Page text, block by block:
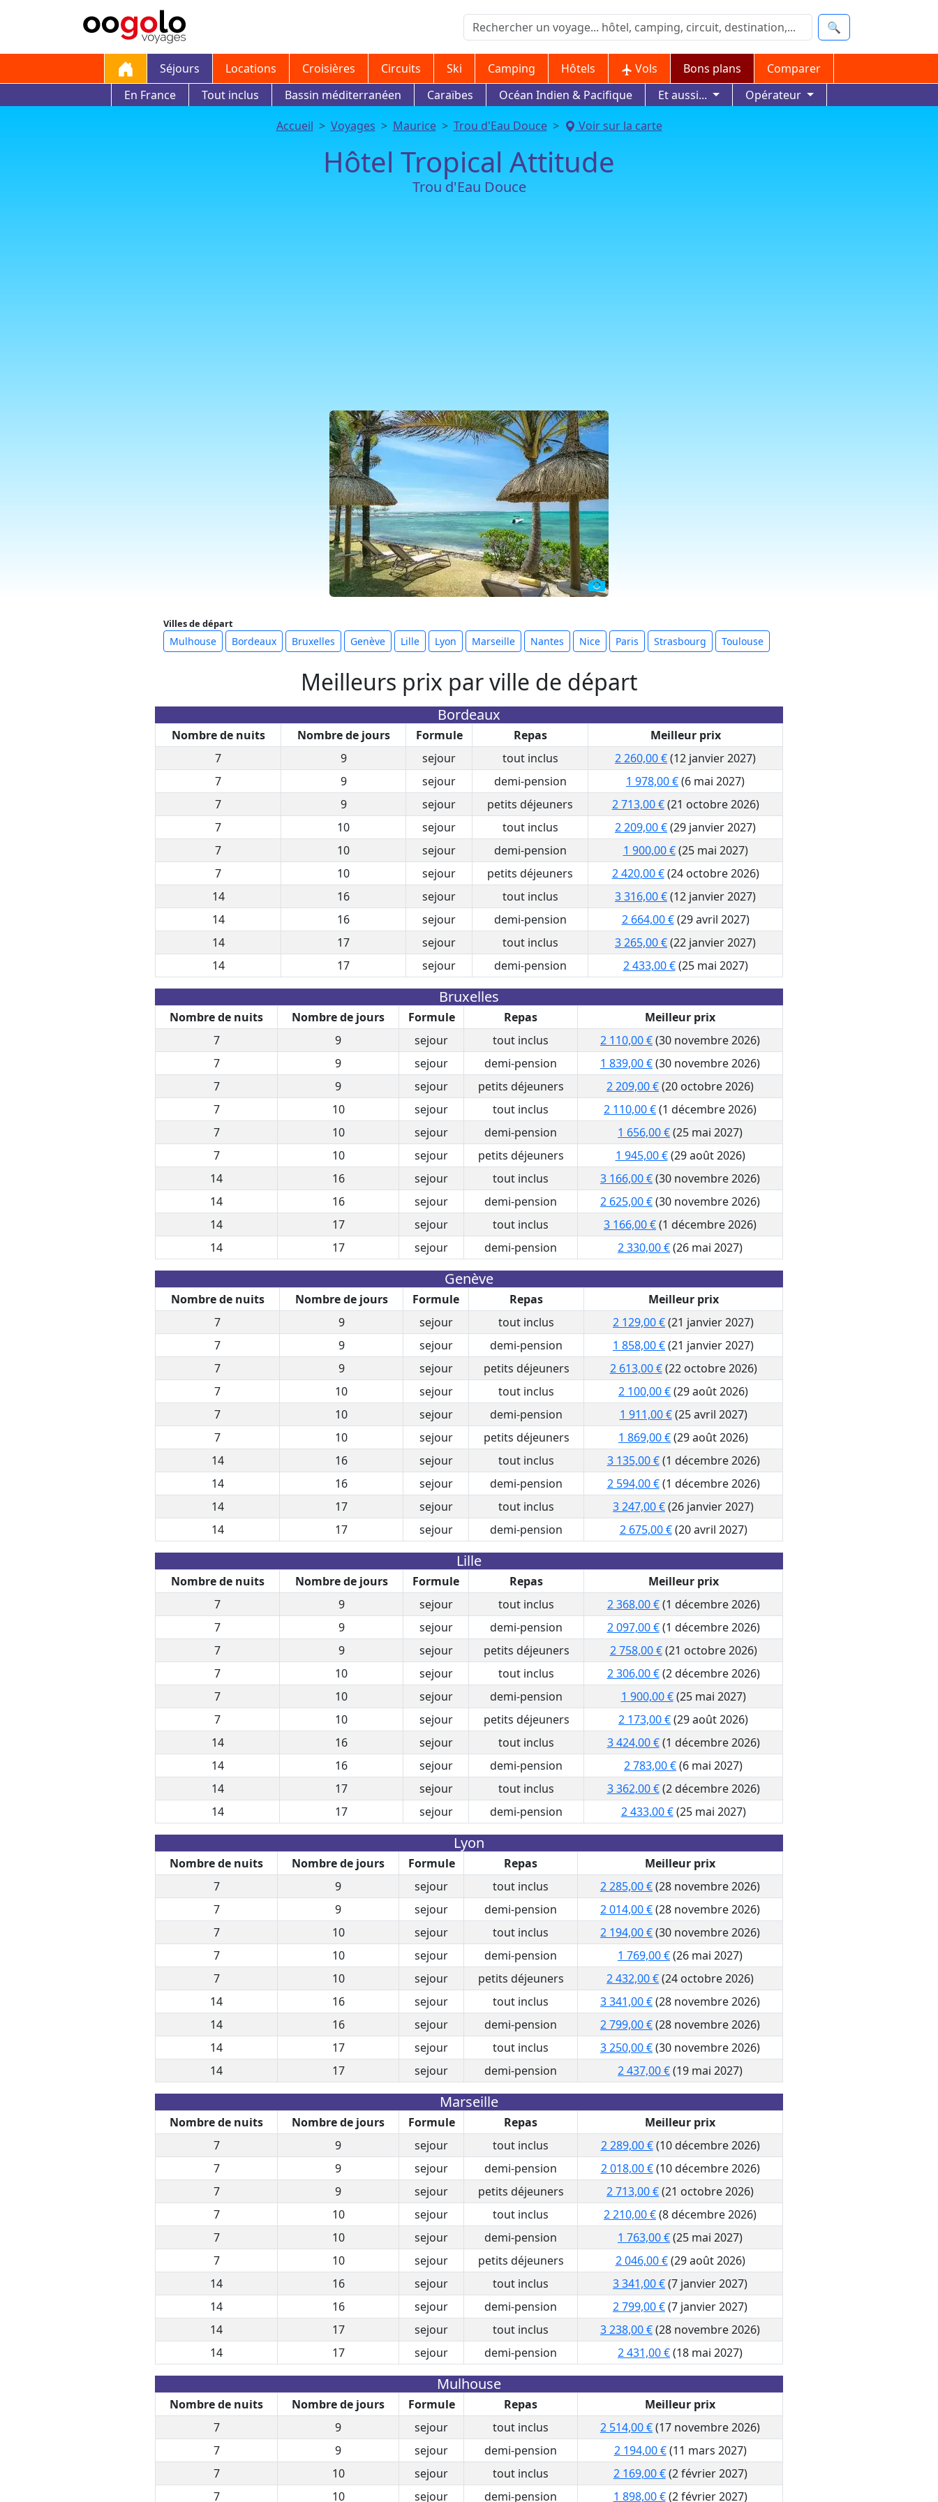
🔍
Séjours Locations Croisières Circuits Ski Camping Hôtels Vols Bons plans
Comparer
En France
Tout inclus Bassin méditerranéen Caraïbes Océan Indien & Pacifique Et aussi...
Opérateur
Accueil
Voyages Maurice Trou d'Eau Douce Voir sur la carte
Hôtel Tropical Attitude
Trou d'Eau Douce
Villes de départ
Mulhouse Bordeaux Bruxelles Genève Lille Lyon Marseille Nantes Nice Paris Strasbourg Toulouse
Meilleurs prix par ville de départ
Bordeaux
Nombre de nuits Nombre de jours Formule Repas
Meilleur prix
7
9 sejour tout inclus 2 260,00 €(12 janvier 2027)
7
9 sejour demi-pension 1 978,00 €(6 mai 2027)
7
9 sejour petits déjeuners 2 713,00 €(21 octobre 2026)
7
10 sejour tout inclus 2 209,00 €(29 janvier 2027)
7
10 sejour demi-pension 1 900,00 €(25 mai 2027)
7
10 sejour petits déjeuners 2 420,00 €(24 octobre 2026)
14
16 sejour tout inclus 3 316,00 €(12 janvier 2027)
14
16 sejour demi-pension 2 664,00 €(29 avril 2027)
14
17 sejour tout inclus 3 265,00 €(22 janvier 2027)
14
17 sejour demi-pension 2 433,00 €(25 mai 2027)
Bruxelles
Nombre de nuits Nombre de jours Formule Repas
Meilleur prix
7
9 sejour tout inclus 2 110,00 €(30 novembre 2026)
7
9 sejour demi-pension 1 839,00 €(30 novembre 2026)
7
9 sejour petits déjeuners 2 209,00 €(20 octobre 2026)
7
10 sejour tout inclus 2 110,00 €(1 décembre 2026)
7
10 sejour demi-pension 1 656,00 €(25 mai 2027)
7
10 sejour petits déjeuners 1 945,00 €(29 août 2026)
14
16 sejour tout inclus 3 166,00 €(30 novembre 2026)
14
16 sejour demi-pension 2 625,00 €(30 novembre 2026)
14
17 sejour tout inclus 3 166,00 €(1 décembre 2026)
14
17 sejour demi-pension 2 330,00 €(26 mai 2027)
Genève
Nombre de nuits Nombre de jours Formule Repas
Meilleur prix
7
9 sejour tout inclus 2 129,00 €(21 janvier 2027)
7
9 sejour demi-pension 1 858,00 €(21 janvier 2027)
7
9 sejour petits déjeuners 2 613,00 €(22 octobre 2026)
7
10 sejour tout inclus 2 100,00 €(29 août 2026)
7
10 sejour demi-pension 1 911,00 €(25 avril 2027)
7
10 sejour petits déjeuners 1 869,00 €(29 août 2026)
14
16 sejour tout inclus 3 135,00 €(1 décembre 2026)
14
16 sejour demi-pension 2 594,00 €(1 décembre 2026)
14
17 sejour tout inclus 3 247,00 €(26 janvier 2027)
14
17 sejour demi-pension 2 675,00 €(20 avril 2027)
Lille
Nombre de nuits Nombre de jours Formule Repas
Meilleur prix
7
9 sejour tout inclus 2 368,00 €(1 décembre 2026)
7
9 sejour demi-pension 2 097,00 €(1 décembre 2026)
7
9 sejour petits déjeuners 2 758,00 €(21 octobre 2026)
7
10 sejour tout inclus 2 306,00 €(2 décembre 2026)
7
10 sejour demi-pension 1 900,00 €(25 mai 2027)
7
10 sejour petits déjeuners 2 173,00 €(29 août 2026)
14
16 sejour tout inclus 3 424,00 €(1 décembre 2026)
14
16 sejour demi-pension 2 783,00 €(6 mai 2027)
14
17 sejour tout inclus 3 362,00 €(2 décembre 2026)
14
17 sejour demi-pension 2 433,00 €(25 mai 2027)
Lyon
Nombre de nuits Nombre de jours Formule Repas
Meilleur prix
7
9 sejour tout inclus 2 285,00 €(28 novembre 2026)
7
9 sejour demi-pension 2 014,00 €(28 novembre 2026)
7
10 sejour tout inclus 2 194,00 €(30 novembre 2026)
7
10 sejour demi-pension 1 769,00 €(26 mai 2027)
7
10 sejour petits déjeuners 2 432,00 €(24 octobre 2026)
14
16 sejour tout inclus 3 341,00 €(28 novembre 2026)
14
16 sejour demi-pension 2 799,00 €(28 novembre 2026)
14
17 sejour tout inclus 3 250,00 €(30 novembre 2026)
14
17 sejour demi-pension 2 437,00 €(19 mai 2027)
Marseille
Nombre de nuits Nombre de jours Formule Repas
Meilleur prix
7
9 sejour tout inclus 2 289,00 €(10 décembre 2026)
7
9 sejour demi-pension 2 018,00 €(10 décembre 2026)
7
9 sejour petits déjeuners 2 713,00 €(21 octobre 2026)
7
10 sejour tout inclus 2 210,00 €(8 décembre 2026)
7
10 sejour demi-pension 1 763,00 €(25 mai 2027)
7
10 sejour petits déjeuners 2 046,00 €(29 août 2026)
14
16 sejour tout inclus 3 341,00 €(7 janvier 2027)
14
16 sejour demi-pension 2 799,00 €(7 janvier 2027)
14
17 sejour tout inclus 3 238,00 €(28 novembre 2026)
14
17 sejour demi-pension 2 431,00 €(18 mai 2027)
Mulhouse
Nombre de nuits Nombre de jours Formule Repas
Meilleur prix
7
9 sejour tout inclus 2 514,00 €(17 novembre 2026)
7
9 sejour demi-pension 2 194,00 €(11 mars 2027)
7
10 sejour tout inclus 2 169,00 €(2 février 2027)
7
10 sejour demi-pension 1 898,00 €(2 février 2027)